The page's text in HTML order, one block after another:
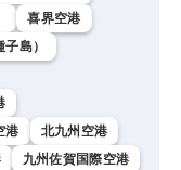
喜界空港
島）
港
北九州空港
九州佐賀国際空港